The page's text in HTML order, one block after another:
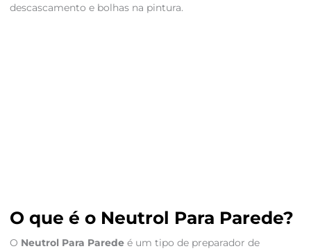
descascamento e bolhas na pintura.
O que é o Neutrol Para Parede?
O Neutrol Para Paredeé um tipo de preparador de